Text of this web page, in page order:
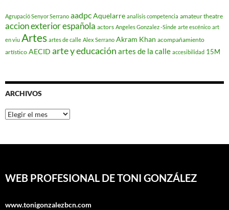
Agrupació Senyor Serrano aadpcAquelarre analisis competencia amateur theatre
accion exterior española actors Angeles Gonzalez -Sinde arte escénico art
en viu Artes artes de calle Alex Serrano Akram Khan acompañamiento
artístico AECID arte y educación artes de la calle accesibilidad 15M
ARCHIVOS
Archivos
WEB PROFESIONAL DE TONI GONZÁLEZ
www.tonigonzalezbcn.com